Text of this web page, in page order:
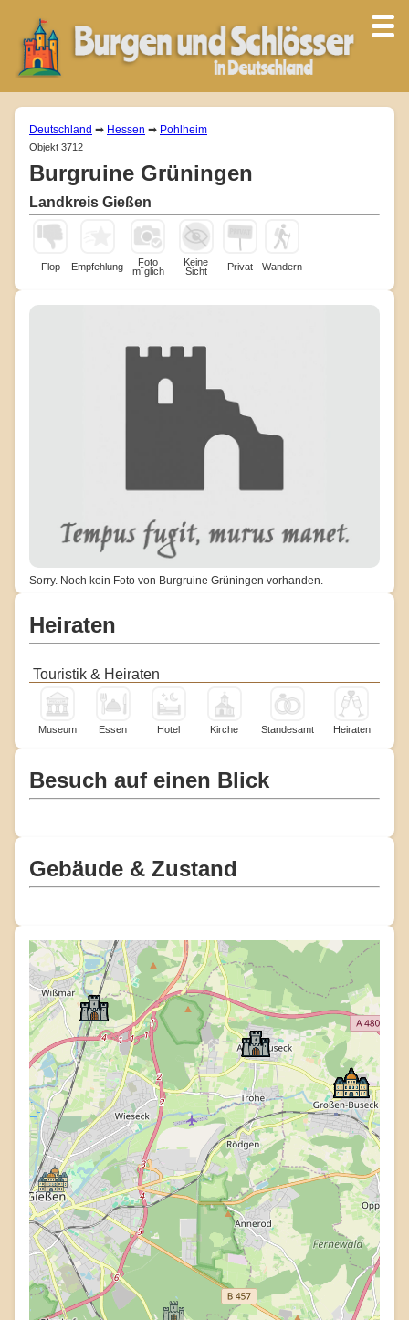
Deutschland ➡ Hessen ➡ Pohlheim
Objekt 3712
Burgruine Grüningen
Landkreis Gießen
Flop Empfehlung
Foto
m¨glich
Keine
Sicht
Privat Wandern
Sorry. Noch kein Foto von Burgruine Grüningen vorhanden.
Heiraten
Touristik & Heiraten
Museum Essen Hotel Kirche Standesamt Heiraten
Besuch auf einen Blick
Gebäude & Zustand